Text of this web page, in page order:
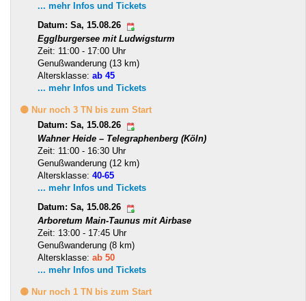
... mehr Infos und Tickets
Datum: Sa, 15.08.26
Egglburgersee mit Ludwigsturm
Zeit: 11:00 - 17:00 Uhr
Genußwanderung (13 km)
Altersklasse: ab 45
... mehr Infos und Tickets
🟡 Nur noch 3 TN bis zum Start
Datum: Sa, 15.08.26
Wahner Heide – Telegraphenberg (Köln)
Zeit: 11:00 - 16:30 Uhr
Genußwanderung (12 km)
Altersklasse: 40-65
... mehr Infos und Tickets
Datum: Sa, 15.08.26
Arboretum Main-Taunus mit Airbase
Zeit: 13:00 - 17:45 Uhr
Genußwanderung (8 km)
Altersklasse: ab 50
... mehr Infos und Tickets
🟡 Nur noch 1 TN bis zum Start